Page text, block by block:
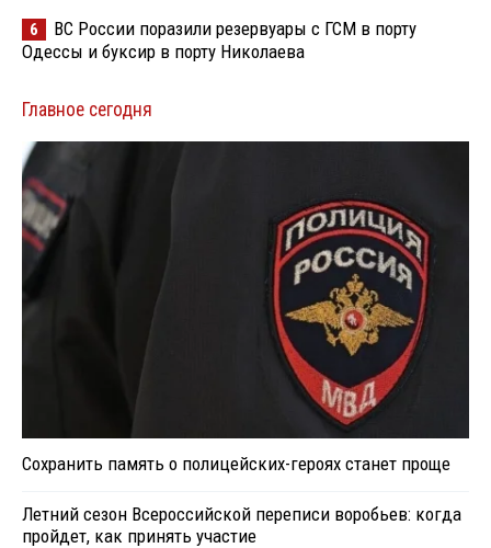
6
ВС России поразили резервуары с ГСМ в порту
Одессы и буксир в порту Николаева
Главное сегодня
Сохранить память о полицейских-героях станет проще
Летний сезон Всероссийской переписи воробьев: когда
пройдет, как принять участие